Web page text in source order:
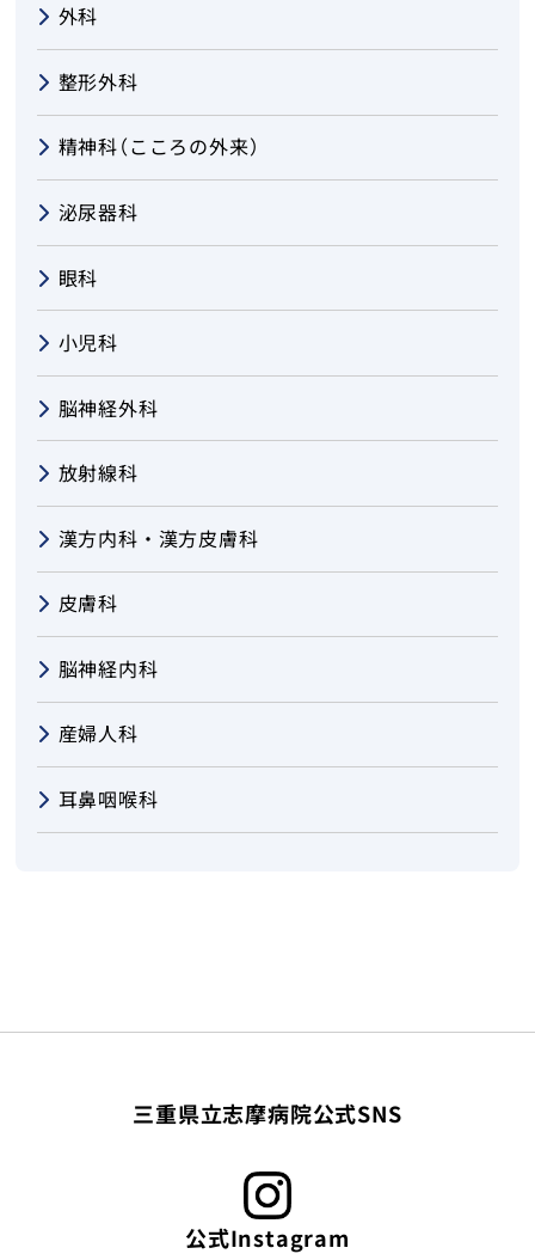
交通アクセス
地域医療振興協会
外科
整形外科
精神科（こころの外来）
泌尿器科
眼科
小児科
脳神経外科
放射線科
漢方内科・漢方皮膚科
皮膚科
脳神経内科
産婦人科
耳鼻咽喉科
三重県立志摩病院公式SNS
公式Instagram